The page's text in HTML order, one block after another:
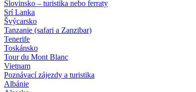
Slovinsko – turistika nebo ferraty
Srí Lanka
Švýcarsko
Tanzanie (safari a Zanzibar)
Tenerife
Toskánsko
Tour du Mont Blanc
Vietnam
Poznávací zájezdy a turistika
Albánie